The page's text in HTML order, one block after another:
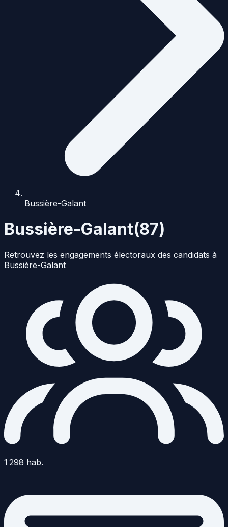
Bussière-Galant
Bussière-Galant(87)
Retrouvez les engagements électoraux des candidats à
Bussière-Galant
1 298 hab.